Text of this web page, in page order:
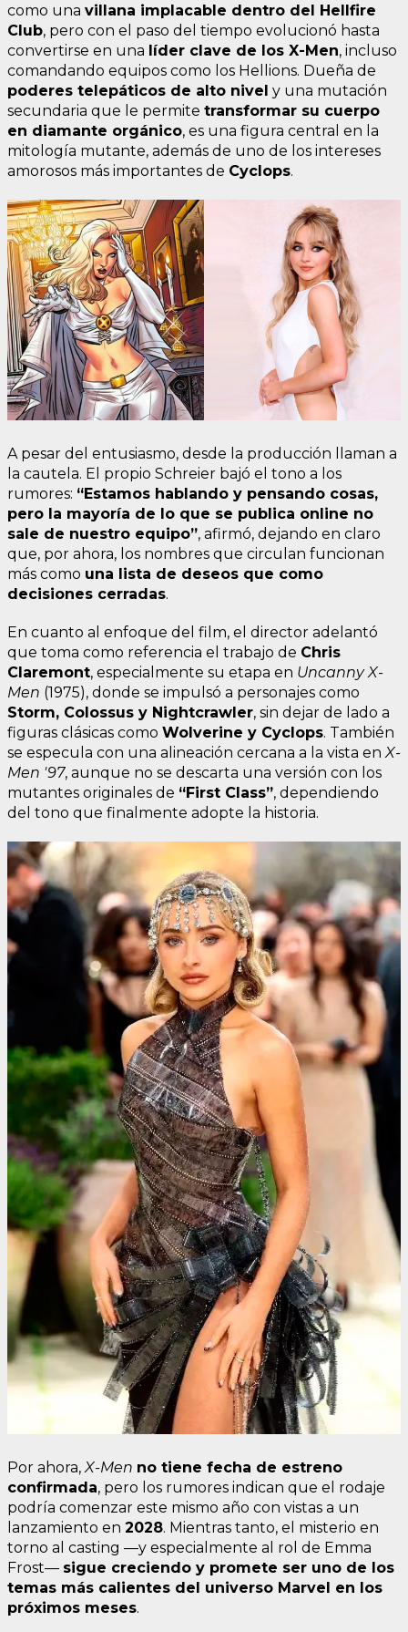
como una villana implacable dentro del Hellfire
Club, pero con el paso del tiempo evolucionó hasta
convertirse en una líder clave de los X-Men, incluso
comandando equipos como los Hellions. Dueña de
poderes telepáticos de alto nivel y una mutación
secundaria que le permite transformar su cuerpo
en diamante orgánico, es una figura central en la
mitología mutante, además de uno de los intereses
amorosos más importantes de Cyclops.
A pesar del entusiasmo, desde la producción llaman a
la cautela. El propio Schreier bajó el tono a los
rumores: “Estamos hablando y pensando cosas,
pero la mayoría de lo que se publica online no
sale de nuestro equipo”, afirmó, dejando en claro
que, por ahora, los nombres que circulan funcionan
más como una lista de deseos que como
decisiones cerradas.
En cuanto al enfoque del film, el director adelantó
que toma como referencia el trabajo de Chris
Claremont, especialmente su etapa en Uncanny X-
Men (1975), donde se impulsó a personajes como
Storm, Colossus y Nightcrawler, sin dejar de lado a
figuras clásicas como Wolverine y Cyclops. También
se especula con una alineación cercana a la vista enX-
Men '97, aunque no se descarta una versión con los
mutantes originales de “First Class”, dependiendo
del tono que finalmente adopte la historia.
Por ahora,X-Men no tiene fecha de estreno
confirmada, pero los rumores indican que el rodaje
podría comenzar este mismo año con vistas a un
lanzamiento en 2028. Mientras tanto, el misterio en
torno al casting —y especialmente al rol de Emma
Frost— sigue creciendo y promete ser uno de los
temas más calientes del universo Marvel en los
próximos meses.